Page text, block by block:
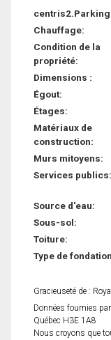
Chauffage:
Condition de la
propriété:
Dimensions :
Égout:
Étages:
Matériaux de
construction:
Murs mitoyens:
Services publics:
Source d'eau:
Sous-sol:
Toiture:
Type de
Gracieuseté de :
Données fournies
Québec H3E 1A8
Nous croyons que